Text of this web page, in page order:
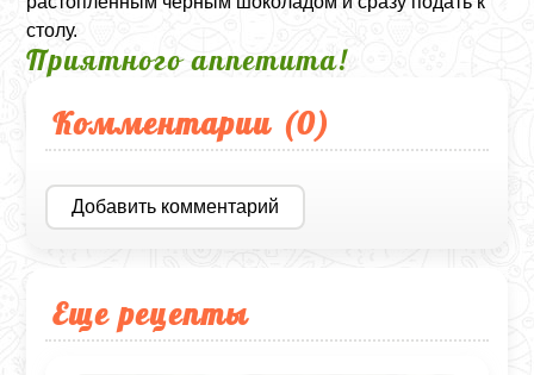
столу.
Приятного аппетита!
Комментарии (0)
Добавить комментарий
Еще рецепты